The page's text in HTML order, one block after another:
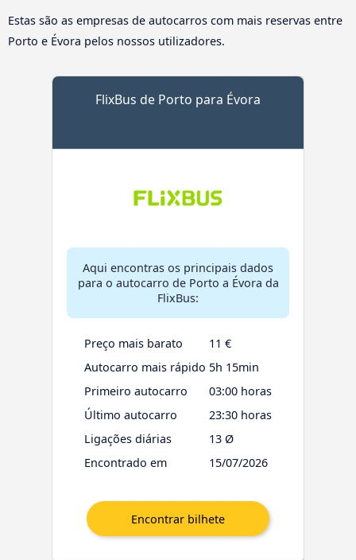
Estas são as empresas de autocarros com mais reservas entre
Porto e Évora pelos nossos utilizadores.
FlixBus de Porto para Évora
Aqui encontras os principais dados
para o autocarro de Porto a Évora da
FlixBus:
Preço mais barato
11 €
Autocarro mais rápido 5h 15min
Primeiro autocarro
03:00 horas
Último autocarro
23:30 horas
Ligações diárias
13 Ø
Encontrado em
15/07/2026